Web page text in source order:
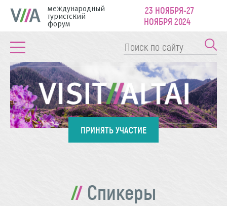
международный
туристский
форум
23 НОЯБРЯ-27
НОЯБРЯ 2024
ПРИНЯТЬ УЧАСТИЕ
Спикеры